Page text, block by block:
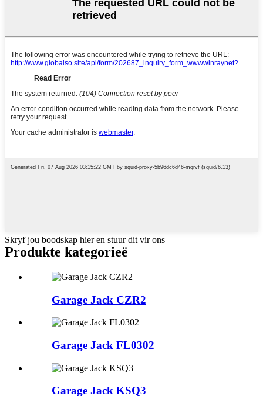
Skryf jou boodskap hier en stuur dit vir ons
Produkte kategorieë
Garage Jack CZR2
Garage Jack FL0302
Garage Jack KSQ3